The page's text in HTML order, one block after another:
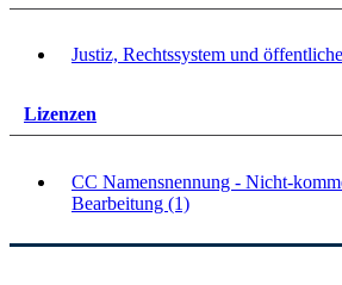
Justiz, Rechtssystem und
Lizenzen
CC Namensnennung - Nicht-
Bearbeitung (1)